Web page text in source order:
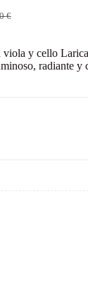
€
€.
€.
viola y cello
radiante y